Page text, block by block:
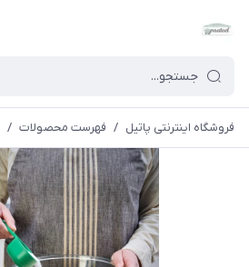
فروشگاه اینترنتی پاتیل / فهرست محصولات /